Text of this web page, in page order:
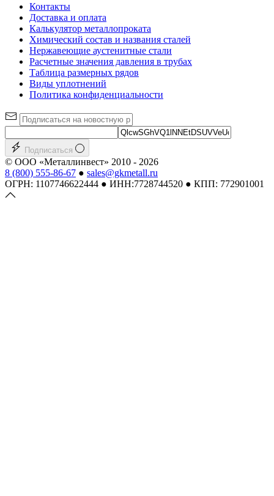
Контакты
Доставка и оплата
Калькулятор металлопроката
Химический состав и названия сталей
Нержавеющие аустенитные стали
Расчетные значения давления в трубах
Таблица размерных рядов
Виды уплотнений
Политика конфиденциальности
Подписаться
© ООО «Металлинвест» 2010 - 2026
8 (800) 555-86-67 ● sales@gkmetall.ru
ОГРН: 1107746622444 ● ИНН:7728744520 ● КПП: 772901001